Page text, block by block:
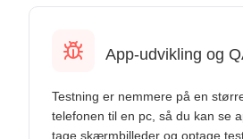
App-udvikling og
Testning er nemmere på en
telefonen til en pc, så du kan se
tage skærmbilleder og optage